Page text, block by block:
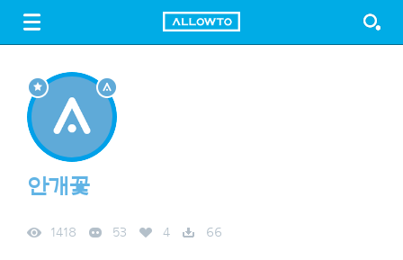
FREE DOWNLOAD
안개꽃
1418 53 4 66